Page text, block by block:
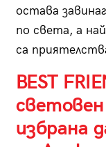
остава
по света, а
са
BEST
избрана